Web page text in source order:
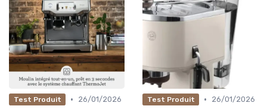
Test Produit •
26/01/2026
Test Produit •
26/01/2026